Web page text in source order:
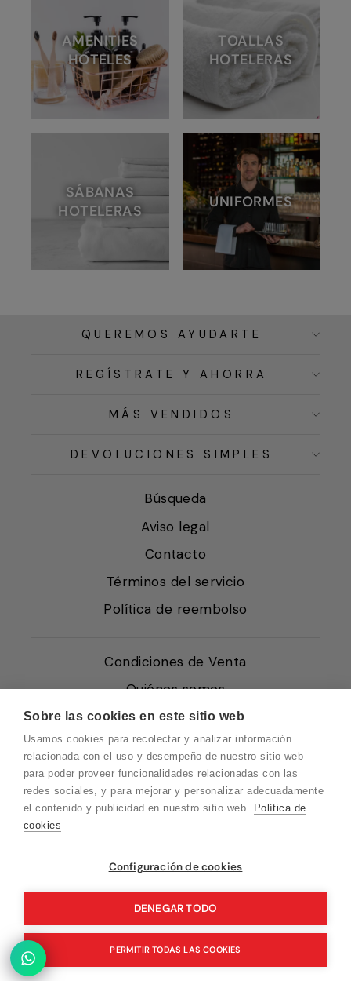
Sobre las cookies en este sitio web
Usamos cookies para recolectar y analizar información
relacionada con el uso y desempeño de nuestro sitio web
para poder proveer funcionalidades relacionadas con las
redes sociales, y para mejorar y personalizar adecuadamente
el contenido y publicidad en nuestro sitio web. Política de
cookies
Configuración de cookies
DENEGAR TODO
PERMITIR TODAS LAS COOKIES
AMENITIES
HOTELES
TOALLAS
HOTELERAS
SÁBANAS
HOTELERAS
UNIFORMES
QUEREMOS AYUDARTE
REGÍSTRATE Y AHORRA
MÁS VENDIDOS
DEVOLUCIONES SIMPLES
Búsqueda
Aviso legal
Contacto
Términos del servicio
Política de reembolso
Condiciones de Venta
Quiénes somos
Política de Cookies
Protección de Datos
Blog EN
Blog FR
© 2026 Pink Ant
Vuelvo en un momento. Recuerda que
nuestro horario de atención al cliente es de